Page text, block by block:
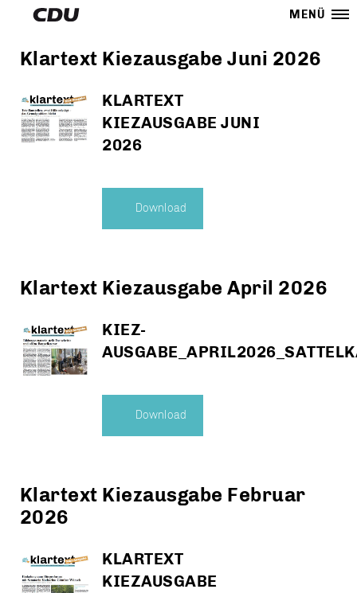
MENÜ
Klartext Kiezausgabe Juni 2026
KLARTEXT
KIEZAUSGABE JUNI
2026
Download
Klartext Kiezausgabe April 2026
KIEZ-
Download
Klartext Kiezausgabe Februar
2026
KLARTEXT
KIEZAUSGABE